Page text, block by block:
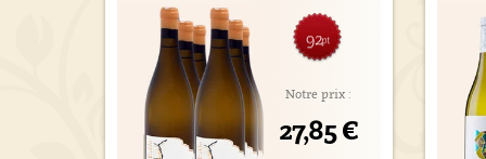
Notre prix :
27,85 €
92pt